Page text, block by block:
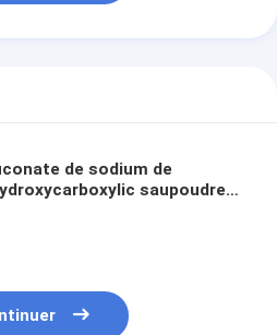
de sodium de
saupoudrent